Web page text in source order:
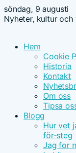
söndag, 9 augusti
Nyheter, kultur och
Hem
Cookie
Historia
Kontakt
Om oss
Tipsa
Blogg
Hur vet
för-steg
Jag for